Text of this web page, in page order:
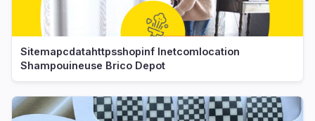
Sitemapcdatahttpsshopinf Inetcomlocation
Shampouineuse Brico Depot